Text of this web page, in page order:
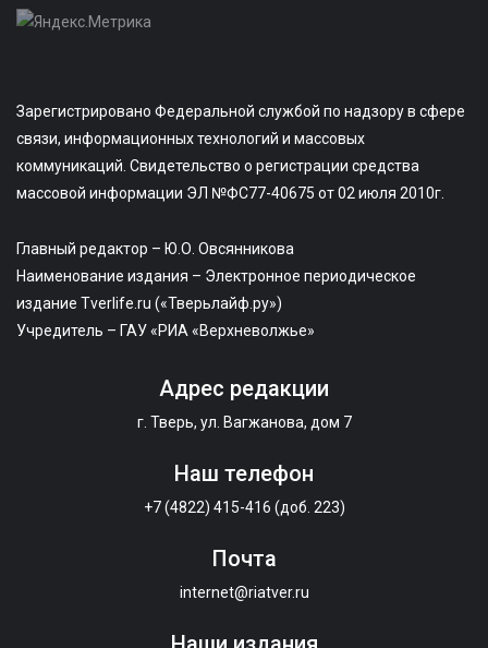
Зарегистрировано Федеральной службой по надзору в сфере
связи, информационных технологий и массовых
коммуникаций. Свидетельство о регистрации средства
массовой информации ЭЛ №ФС77-40675 от 02 июля 2010г.
Главный редактор – Ю.О. Овсянникова
Наименование издания – Электронное периодическое
издание Tverlife.ru («Тверьлайф.ру»)
Учредитель – ГАУ «РИА «Верхневолжье»
Адрес редакции
г. Тверь, ул. Вагжанова, дом 7
Наш телефон
+7 (4822) 415-416 (доб. 223)
Почта
internet@riatver.ru